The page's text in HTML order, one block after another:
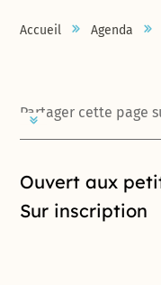
Accueil Agenda
Partager cette page
Ouvert aux
Sur inscription